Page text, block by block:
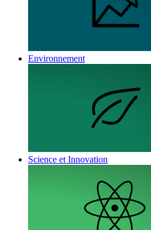
Environnement
Science et Innovation